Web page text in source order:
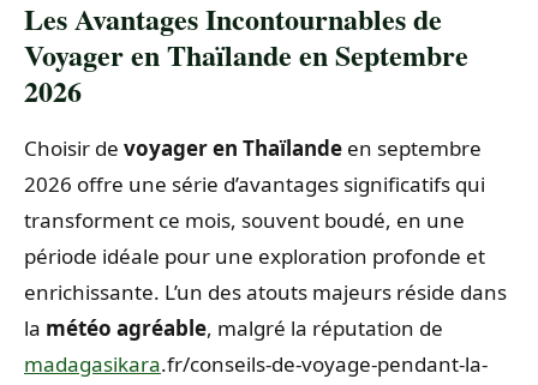
Les Avantages Incontournables de
Voyager en Thaïlande en Septembre
2026
Choisir de voyager en Thaïlande en septembre
2026 offre une série d’avantages significatifs qui
transforment ce mois, souvent boudé, en une
période idéale pour une exploration profonde et
enrichissante. L’un des atouts majeurs réside dans
la météo agréable, malgré la réputation de
madagasikara.fr/conseils-de-voyage-pendant-la-